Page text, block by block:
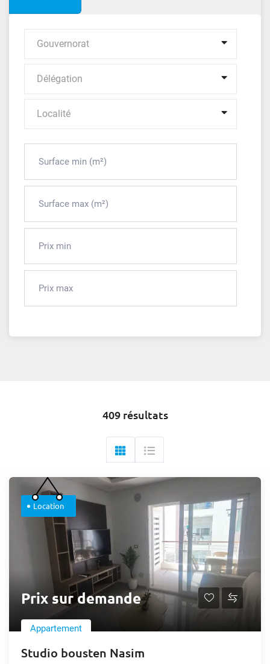
Gouvernorat
Délégation
Localité
409 résultats
Location
Prix sur demande
Appartement
Studio bousten Nasim